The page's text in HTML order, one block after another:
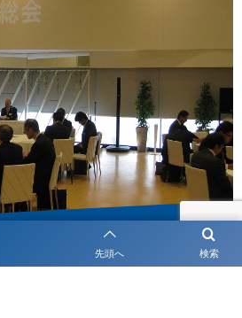
成30年度第10回入間市工業会定例総会
年記念講演会・祝賀会 ...
検索
先頭へ